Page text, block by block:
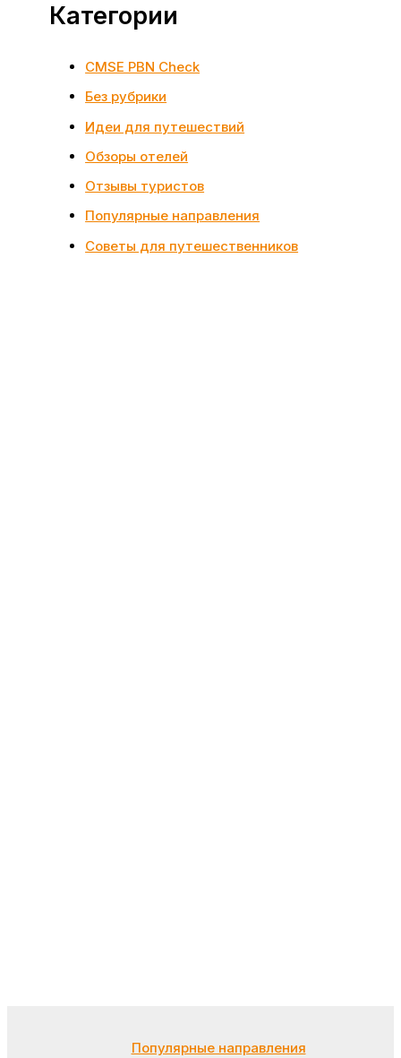
Категории
CMSE PBN Check
Без рубрики
Идеи для путешествий
Обзоры отелей
Отзывы туристов
Популярные направления
Советы для путешественников
Популярные направления